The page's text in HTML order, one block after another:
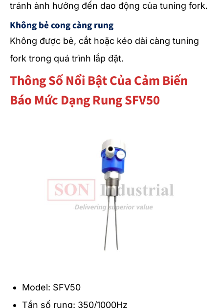
tránh ảnh hưởng đến dao động của tuning fork.
Không bẻ cong càng rung
Không được bẻ, cắt hoặc kéo dài càng tuning
fork trong quá trình lắp đặt.
Thông Số Nổi Bật Của Cảm Biến
Báo Mức Dạng Rung SFV50
Model: SFV50
Tần số rung: 350/1000Hz